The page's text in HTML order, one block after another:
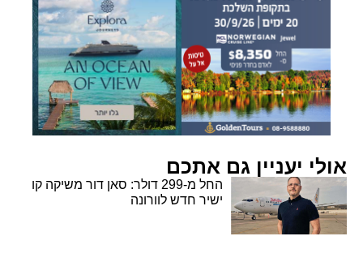
אולי יעניין גם אתכם
החל מ-299 דולר: סאן דור משיקה קו
ישיר חדש לוורונה